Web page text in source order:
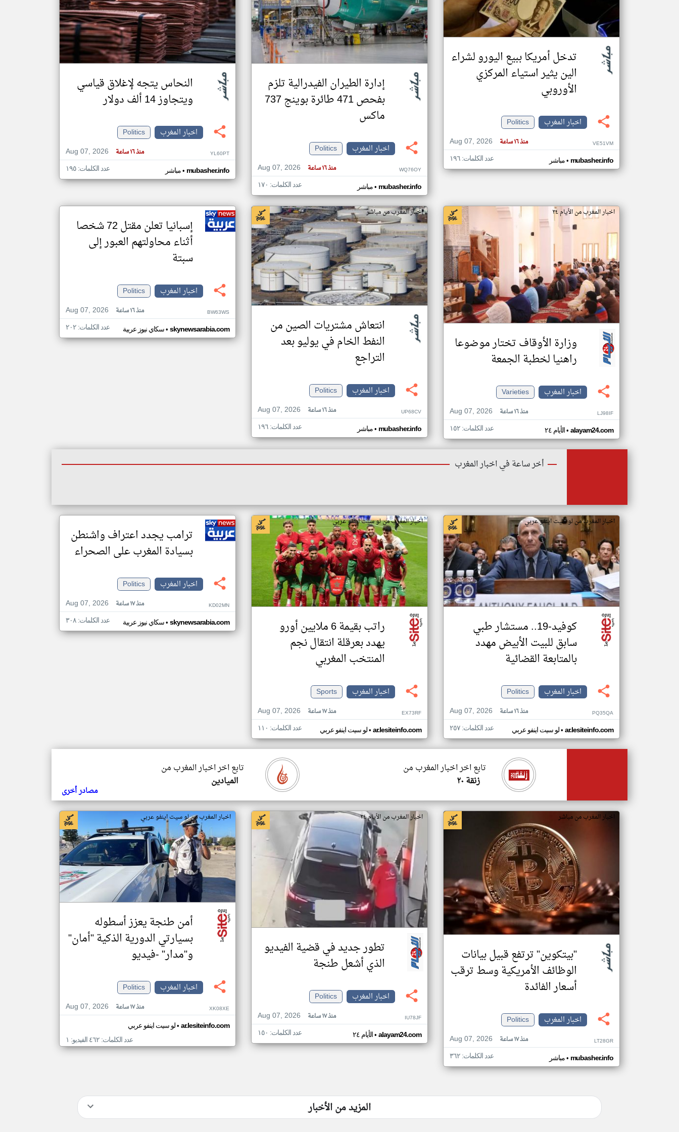
تغيير الدولة
مصادر الأخبار من المغرب
اخبار المغرب على مدار الساعة
أهم اخبار المغرب العاجلة والمباشرة
تدخل أمريكا ببيع اليورو لشراء
الين يثير استياء المركزي
الأوروبي
اخبار المغرب
Politics
Aug 07, 2026
منذ ١٦ ساعة VE51VM
مباشر• mubasher.info عدد الكلمات: ١٩٦
إدارة الطيران الفيدرالية تلزم
بفحص 471 طائرة بوينج 737
ماكس
اخبار المغرب
Politics
Aug 07, 2026
منذ ١٦ ساعة WQ76OY
مباشر• mubasher.info عدد الكلمات: ١٧٠
النحاس يتجه لإغلاق قياسي
ويتجاوز 14 ألف دولار
اخبار المغرب
Politics
Aug 07, 2026
منذ ١٦ ساعة YL60PT
مباشر• mubasher.info عدد الكلمات: ١٩٥
اخبار المغرب من الأيام ٢٤
وزارة الأوقاف تختار موضوعا
راهنيا لخطبة الجمعة
اخبار المغرب
Varieties
Aug 07, 2026
منذ ١٦ ساعة LJ98IF
الأيام ٢٤• alayam24.com عدد الكلمات: ١٥٢
اخبار المغرب من مباشر
انتعاش مشتريات الصين من
النفط الخام في يوليو بعد
التراجع
اخبار المغرب
Politics
Aug 07, 2026
منذ ١٦ ساعة UP68CV
مباشر• mubasher.info عدد الكلمات: ١٩٦
إسبانيا تعلن مقتل 72 شخصا
أثناء محاولتهم العبور إلى
سبتة
اخبار المغرب
Politics
Aug 07, 2026
منذ ١٦ ساعة BW63WS
سكاي نيوز عربية• skynewsarabia.com عدد الكلمات: ٢٠٢
أخر ساعة في اخبار المغرب
اخبار المغرب من لو سيت اينفو عربي
كوفيد-19.. مستشار طبي
سابق للبيت الأبيض مهدد
بالمتابعة القضائية
اخبار المغرب
Politics
Aug 07, 2026
منذ ١٦ ساعة PQ35QA
لو سيت اينفو عربي• ar.lesiteinfo.com عدد الكلمات: ٢٥٧
اخبار المغرب من لو سيت اينفو عربي
راتب بقيمة 6 ملايين أورو
يهدد بعرقلة انتقال نجم
المنتخب المغربي
اخبار المغرب
Sports
Aug 07, 2026
منذ ١٧ ساعة EX73RF
لو سيت اينفو عربي• ar.lesiteinfo.com عدد الكلمات: ١١٠
ترامب يجدد اعتراف واشنطن
بسيادة المغرب على الصحراء
اخبار المغرب
Politics
Aug 07, 2026
منذ ١٧ ساعة KD02MN
سكاي نيوز عربية• skynewsarabia.com عدد الكلمات: ٣٠٨
تابع اخر اخبار المغرب من
الميادين
تابع اخر اخبار المغرب من
زنقة ٢٠
مصادر أخرى
اخبار المغرب من مباشر
"بيتكوين" ترتفع قبيل بيانات
الوظائف الأمريكية وسط ترقب
أسعار الفائدة
اخبار المغرب
Politics
Aug 07, 2026
منذ ١٧ ساعة LT28GR
مباشر• mubasher.info عدد الكلمات: ٣٦٢
اخبار المغرب من الأيام ٢٤
تطور جديد في قضية الفيديو
الذي أشعل طنجة
اخبار المغرب
Politics
Aug 07, 2026
منذ ١٧ ساعة IU78JF
الأيام ٢٤• alayam24.com عدد الكلمات: ١٥٠
اخبار المغرب من لو سيت اينفو عربي
أمن طنجة يعزز أسطوله
بسيارتي الدورية الذكية "أمان"
و"مدار" -فيديو
اخبار المغرب
Politics
Aug 07, 2026
منذ ١٧ ساعة XK08XE
لو سيت اينفو عربي• ar.lesiteinfo.com
عدد الكلمات: ٤٦٢ الفيديو: ١
المزيد من الأخبار
klyoum.com